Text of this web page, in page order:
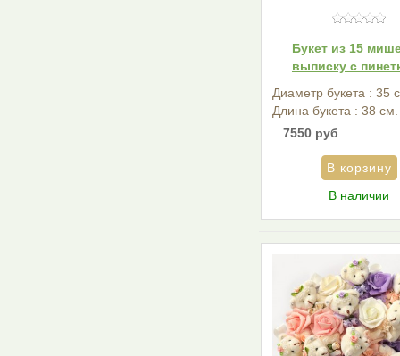
Букет из 15
выписку с
Диаметр букета : 35
Длина букета : 38 см.
7550 руб
В наличии